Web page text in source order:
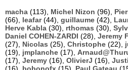
macha (113), Michel Nizon (96),
(66), leafar(44), guillaume (42),
Herve Kabla (30), rthomas (30),
Daniel COHEN-ZARDI (28), Jeremy
(27), Nicolas (25), Christophe (22),
(19), jmplanche (17),
(17), Jeremy (16), OlivierJ (16),